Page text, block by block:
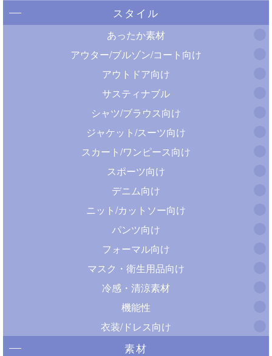
スタイル
あったか素材
アウター/ブルゾン/コート向け
アウトドア向け
サスティナブル
シャツ/ブラウス向け
ジャケット/スーツ向け
スカート/ワンピース向け
スポーツ向け
デニム向け
ニット/カットソー向け
パンツ向け
フォーマル向け
マスク・衛生用品向け
冷感・清涼素材
機能性
衣装/ドレス向け
素材